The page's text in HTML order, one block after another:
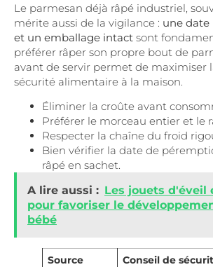
Le parmesan déjà râpé industriel,
mérite aussi de la vigilance : une date
et un emballage intact sont
préférer râper son propre bout de
avant de servir permet de maximiser
sécurité alimentaire à la maison.
Éliminer la croûte avant
Préférer le morceau entier et le
Respecter la chaîne du froid
Bien vérifier la date de
râpé en sachet.
A lire aussi : Les jouets d'éveil
pour favoriser le
bébé
Source
Conseil de